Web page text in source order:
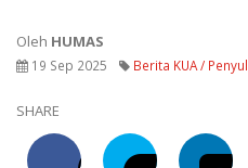
Oleh HUMAS
19 Sep 2025 Berita KUA /
SHARE